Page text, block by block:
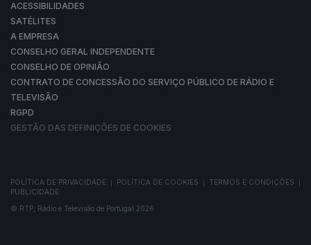
ACESSIBILIDADES
SATÉLITES
A EMPRESA
CONSELHO GERAL INDEPENDENTE
CONSELHO DE OPINIÃO
CONTRATO DE CONCESSÃO DO SERVIÇO PÚBLICO DE RÁDIO E
TELEVISÃO
RGPD
GESTÃO DAS DEFINIÇÕES DE COOKIES
POLÍTICA DE PRIVACIDADE POLÍTICA DE COOKIES TERMOS E CONDIÇÕES
PUBLICIDADE
© RTP, Rádio e Televisão de Portugal 2026